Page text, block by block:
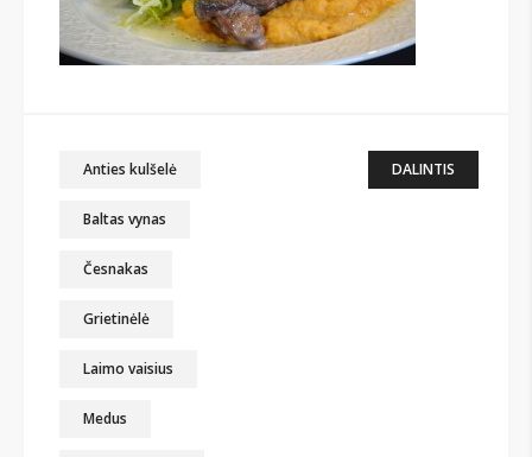
Anties kulšelė
Baltas vynas
Česnakas
Grietinėlė
Laimo vaisius
Medus
DALINTIS